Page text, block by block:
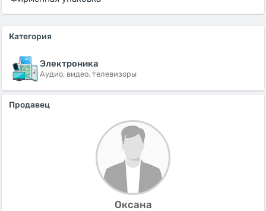
Категория
Электроника
Аудио, видео, телевизоры
Продавец
Оксана